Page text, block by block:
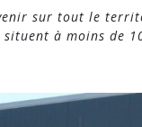
sur tout le
à moins de